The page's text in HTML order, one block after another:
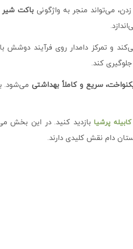
می‌تواند منجر به واژگونی باکت شیر
و تمرکز دامدار روی فرآیند دوشش
کند.
سریع و کاملاً بهداشتیمی‌شود.
کابیله پرشیابازدید کنید. در این بخش
دام نقش کلیدی دارند.